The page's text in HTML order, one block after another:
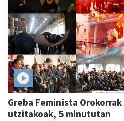
Greba Feminista
utzitakoak, 5 minututan